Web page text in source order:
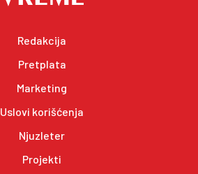
Redakcija
Pretplata
Marketing
Uslovi korišćenja
Njuzleter
Projekti